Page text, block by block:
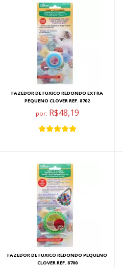
FAZEDOR DE FUXICO REDONDO EXTRA
PEQUENO CLOVER REF. 8702
por: R$48,19
FAZEDOR DE FUXICO REDONDO PEQUENO
CLOVER REF. 8700